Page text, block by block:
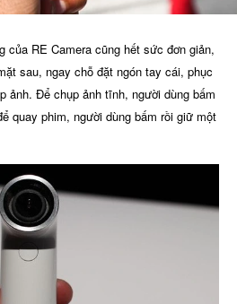
của RE Camera cũng hết sức đơn giản,
sau, ngay chỗ đặt ngón tay cái, phục
ảnh. Để chụp ảnh tĩnh, người dùng bấm
quay phim, người dùng bấm rồi giữ một